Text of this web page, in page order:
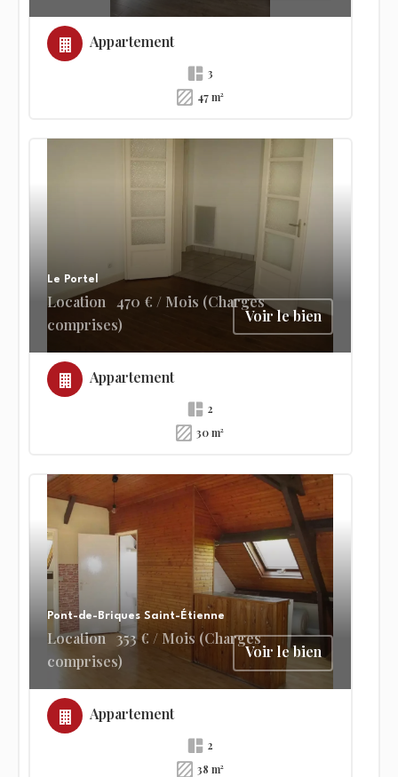
Appartement
3
47 m²
Le Portel
Location 470 € / Mois (Charges
comprises)
Voir le bien
Appartement
2
30 m²
Pont-de-Briques Saint-Étienne
Location 353 € / Mois (Charges
comprises)
Voir le bien
Appartement
2
38 m²